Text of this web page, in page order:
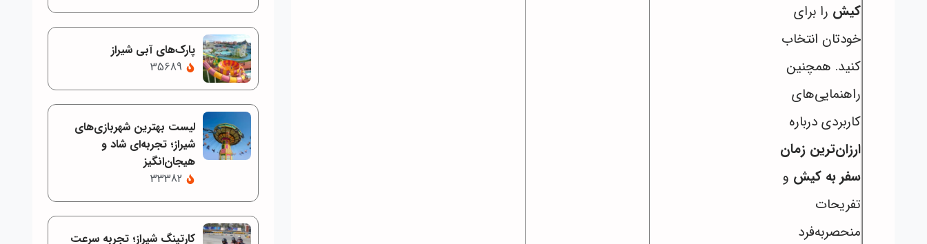
کیش را برای
خودتان انتخاب
کنید. همچنین
راهنمایی‌های
کاربردی درباره
ارزان‌ترین زمان
سفر به کیش و
تفریحات
منحصربه‌فرد
پارک‌های آبی شیراز
35689
لیست بهترین شهربازی‌های
شیراز؛ تجربه‌ای شاد و
هیجان‌انگیز
33382
کارتینگ شیراز؛ تجربه سرعت